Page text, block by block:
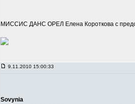
МИССИС ДАНС ОРЕЛ Елена Короткова с
9.11.2010 15:00:33
Sovynia